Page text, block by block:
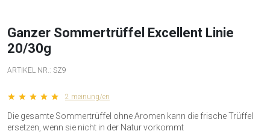
Ganzer Sommertrüffel Excellent Linie
20/30g
ARTIKEL NR.: SZ9
star star star star star 2 meinung/en
Die gesamte Sommertrüffel ohne Aromen kann die frische Trüffel
ersetzen, wenn sie nicht in der Natur vorkommt